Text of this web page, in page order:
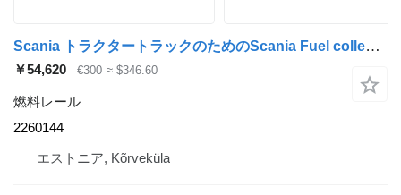
Scania トラクタートラックのためのScania Fuel collector 2260144 燃料レール
￥54,620 €300 ≈ $346.60
燃料レール
2260144
エストニア, Kõrveküla